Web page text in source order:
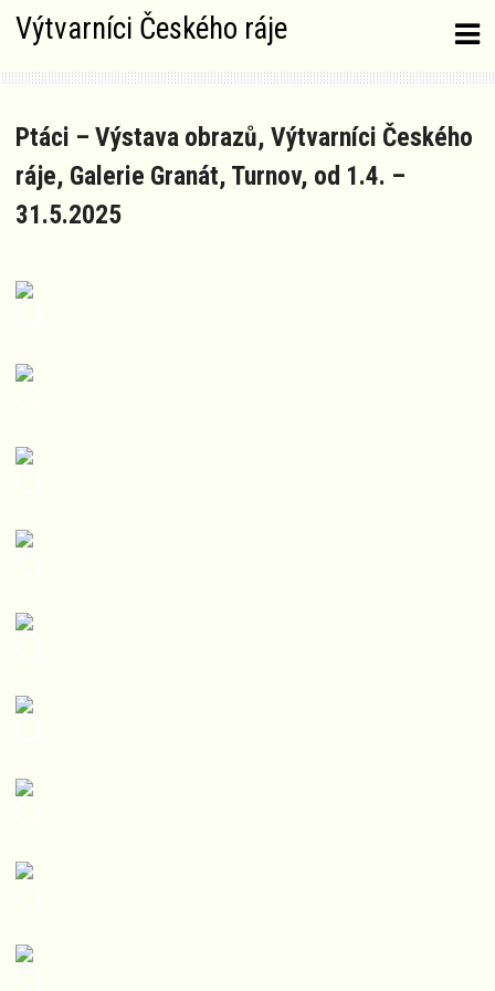
SkipVýtvarníci Českého ráje
Ptáci – Výstava obrazů, Výtvarníci Českého
ráje, Galerie Granát, Turnov, od 1.4. –
31.5.2025